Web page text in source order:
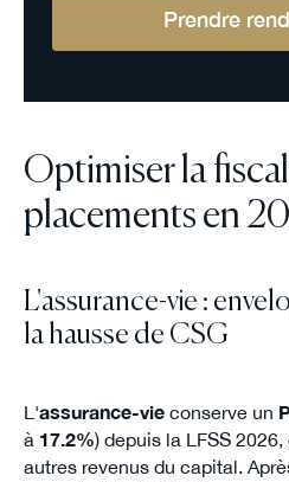
Prendre
Optimiser la
placements en
L'assurance-vie :
la hausse de CSG
L'assurance-vieconserve un
à 17.2%) depuis la LFSS
autres revenus du capital.